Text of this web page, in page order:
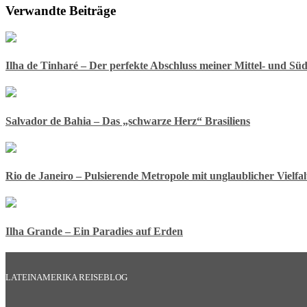
Verwandte Beiträge
Ilha de Tinharé – Der perfekte Abschluss meiner Mittel- und
Salvador de Bahia – Das „schwarze Herz“ Brasiliens
Rio de Janeiro – Pulsierende Metropole mit unglaublicher
Ilha Grande – Ein Paradies auf Erden
LATEINAMERIKA REISEBLOG